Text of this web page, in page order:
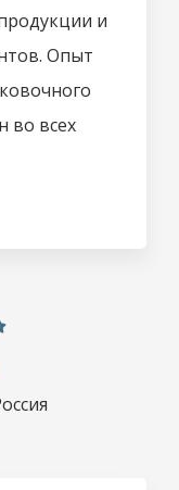
и
Опыт
во всех